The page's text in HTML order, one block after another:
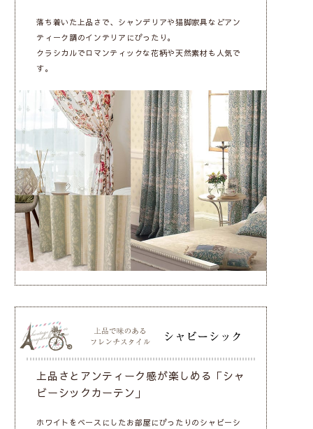
落ち着いた上品さで、シャンデリアや猫脚家具などアン
ティーク調のインテリアにぴったり。
クラシカルでロマンティックな花柄や天然素材も人気で
す。
上品さとアンティーク感が楽しめる「シャ
ビーシックカーテン」
ホワイトをベースにしたお部屋にぴったりのシャビーシ